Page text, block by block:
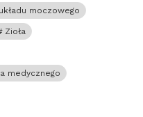
moczowego
Zioła
medycznego